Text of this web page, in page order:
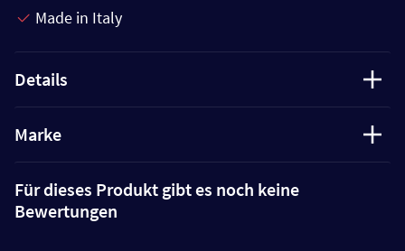
Made in Italy
Details
Marke
Für dieses Produkt gibt es noch keine
Bewertungen